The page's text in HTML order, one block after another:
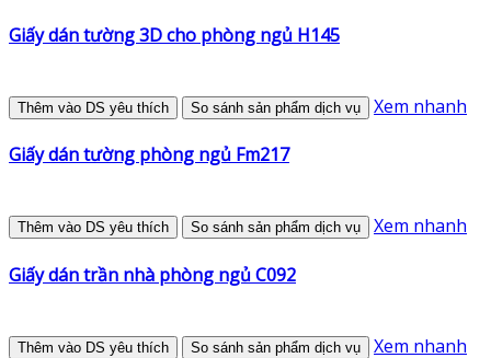
Giấy dán tường 3D cho phòng ngủ H145
Thêm vào DS yêu thích So sánh sản phẩm dịch vụ Xem nhanh
Giấy dán tường phòng ngủ Fm217
Thêm vào DS yêu thích So sánh sản phẩm dịch vụ Xem nhanh
Giấy dán trần nhà phòng ngủ C092
Thêm vào DS yêu thích So sánh sản phẩm dịch vụ Xem nhanh